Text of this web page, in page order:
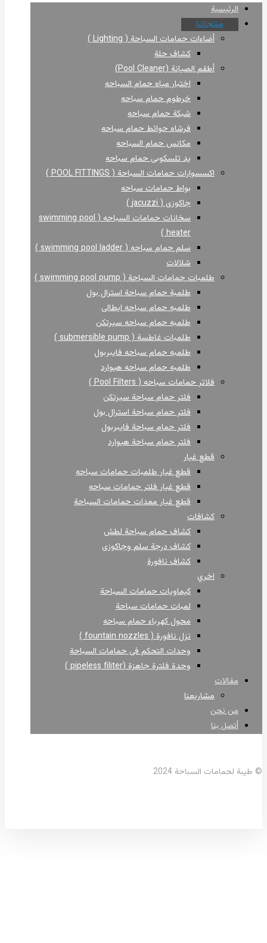
الرئيسية
منتجاتنا
أضاءات حمامات السباحة ( Lighting )
كشاف حلة
أطقم الصيانة (Pool Cleaner)
اختبار مياه حمام السباحه
خرطوم حمام سباحه
شبكة حمام سباحه
فرشاه حوائط حمام سباحه
مكانس حمام السباحه
يد تلسكوبى حمام سباحه
اكسسوارات حمامات السباحة ( POOL FITTINGS )
بواط حمامات سباحه
جاكوزى ( jacuzzi )
سخانات حمامات السباحه ( swimming pool
heater )
سلم حمام سباحه ( swimming pool ladder )
شلالات
طلمبات حمامات السباحة ( swimming pool pump )
طلمبة حمام سباحة استرال بول
طلمبه حمام سباحه ايطالى
طلمبه حمام سباحه سيرتكن
طلمبات غاطسة ( submersible pump )
طلمبه حمام سباحه فايبربول
طلمبه حمام سباحه هيوارد
فلاتر حمامات سباحه ( Pool Filters )
فلتر حمام سباحة سيرتكن
فلتر حمام سباحة استرال بول
فلتر حمام سباحة فايبربول
فلتر حمام سباحة هيوارد
قطع غيار
قطع غيار طلمبات حمامات سباحه
قطع غيار فلتر حمامات سباحه
قطع غيار معدات حمامات السباحة
كشافات
كشاف حمام سباحة لطش
كشاف درجة سلم وجاكوزى
كشاف نافورة
اخري
كيماويات حمامات السباحة
لمبات حمامات سباحة
محول كهرباء حمام سباحه
نزل نافورة ( fountain nozzles )
وحدات التحكم فى حمامات السباحة
وحدة فلترة جاهزة (pipeless filiter )
مقالات
مشاريعنا
من نحن
أتصل بنا
© طيبة لحمامات السباحة 2024